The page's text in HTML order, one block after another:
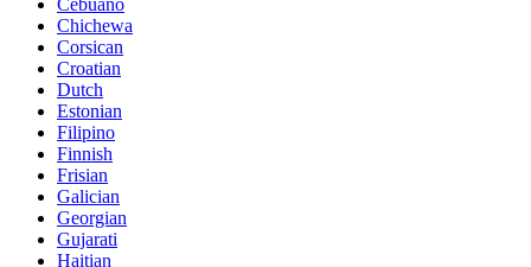
Chichewa
Corsican
Croatian
Dutch
Estonian
Filipino
Finnish
Frisian
Galician
Georgian
Gujarati
Haitian